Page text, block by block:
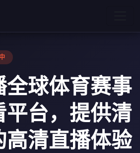
全球体育赛事
平台，提供清
高清直播体验